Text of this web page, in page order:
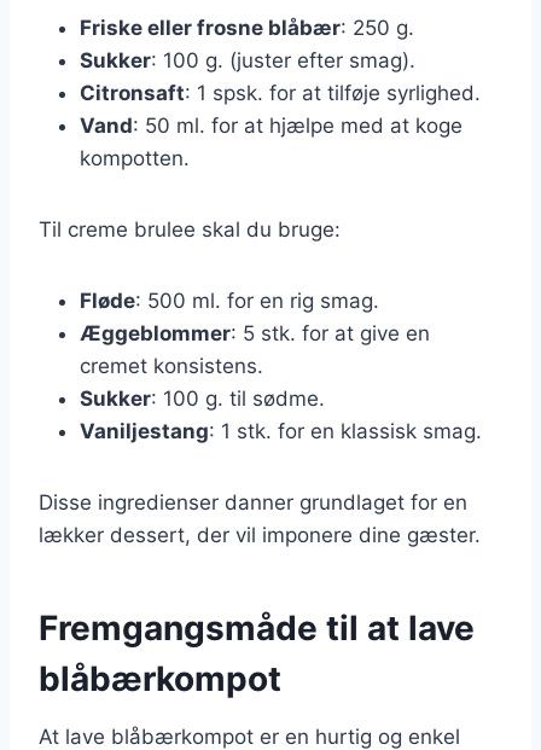
Friske eller frosne blåbær: 250 g.
Sukker: 100 g. (juster efter smag).
Citronsaft: 1 spsk. for at tilføje syrlighed.
Vand: 50 ml. for at hjælpe med at koge
kompotten.
Til creme brulee skal du bruge:
Fløde: 500 ml. for en rig smag.
Æggeblommer: 5 stk. for at give en
cremet konsistens.
Sukker: 100 g. til sødme.
Vaniljestang: 1 stk. for en klassisk smag.
Disse ingredienser danner grundlaget for en
lækker dessert, der vil imponere dine gæster.
Fremgangsmåde til at lave
blåbærkompot
At lave blåbærkompot er en hurtig og enkel